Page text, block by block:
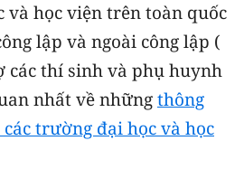
và học viện trên toàn quốc
lập và ngoài công lập (
các thí sinh và phụ huynh
nhất về những thông
trường đại học và học